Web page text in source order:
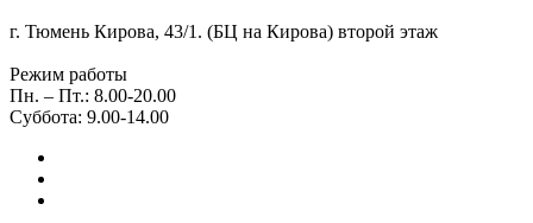
г. Тюмень Кирова, 43/1. (БЦ на Кирова) второй этаж
Режим работы
Пн. – Пт.: 8.00-20.00
Суббота: 9.00-14.00